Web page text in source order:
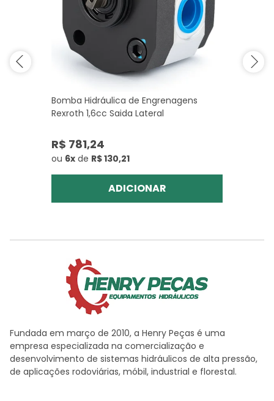
Bomba Hidráulica de Engrenagens
Rexroth 1,6cc Saida Lateral
R$ 781,24
ou 6x de R$ 130,21
ADICIONAR
Fundada em março de 2010, a Henry Peças é uma
empresa especializada na comercialização e
desenvolvimento de sistemas hidráulicos de alta pressão,
de aplicações rodoviárias, móbil, industrial e florestal.